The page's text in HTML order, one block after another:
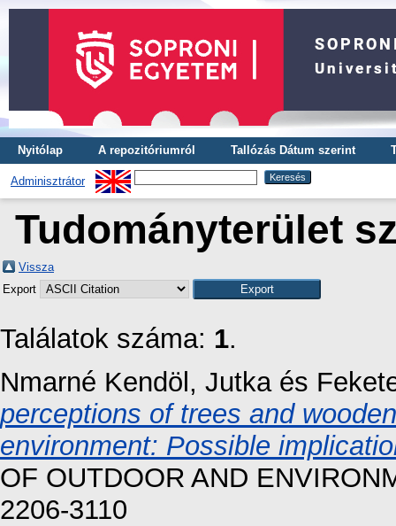
Nyitólap A repozitóriumról Tallózás Dátum szerint
Adminisztrátor
Tudományterület
Vissza
Export
Találatok száma: 1.
Nmarné Kendöl, Jutkaés
perceptions of trees and
environment: Possible
OF OUTDOOR AND
2206-3110